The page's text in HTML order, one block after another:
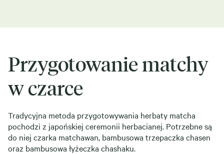
Przygotowanie matchy
w czarce
Tradycyjna metoda przygotowywania herbaty matcha
pochodzi z japońskiej ceremonii herbacianej. Potrzebne są
do niej czarka matchawan, bambusowa trzepaczka chasen
oraz bambusowa łyżeczka chashaku.